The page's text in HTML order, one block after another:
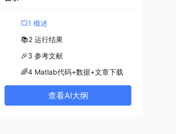
💥1 概述
📚2 运行结果
🎉3 参考文献
🌈4 Matlab代码+数据+文章下载
查看AI大纲